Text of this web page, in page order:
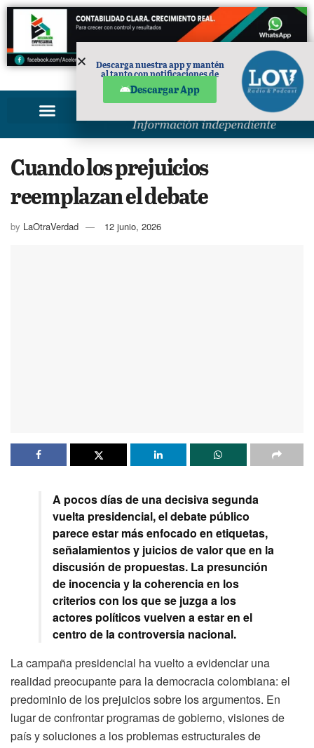
PUBLICIDAD
Cuando los prejuicios
reemplazan el debate
by LaOtraVerdad 12 junio, 2026
A pocos días de una decisiva segunda
vuelta presidencial, el debate público
parece estar más enfocado en etiquetas,
señalamientos y juicios de valor que en la
discusión de propuestas. La presunción
de inocencia y la coherencia en los
criterios con los que se juzga a los
actores políticos vuelven a estar en el
centro de la controversia nacional.
La campaña presidencial ha vuelto a evidenciar una
realidad preocupante para la democracia colombiana: el
predominio de los prejuicios sobre los argumentos. En
lugar de confrontar programas de gobierno, visiones de
país y soluciones a los problemas estructurales de
Descarga nuestra app y mantén
al tanto con notificaciones de
Descargar App